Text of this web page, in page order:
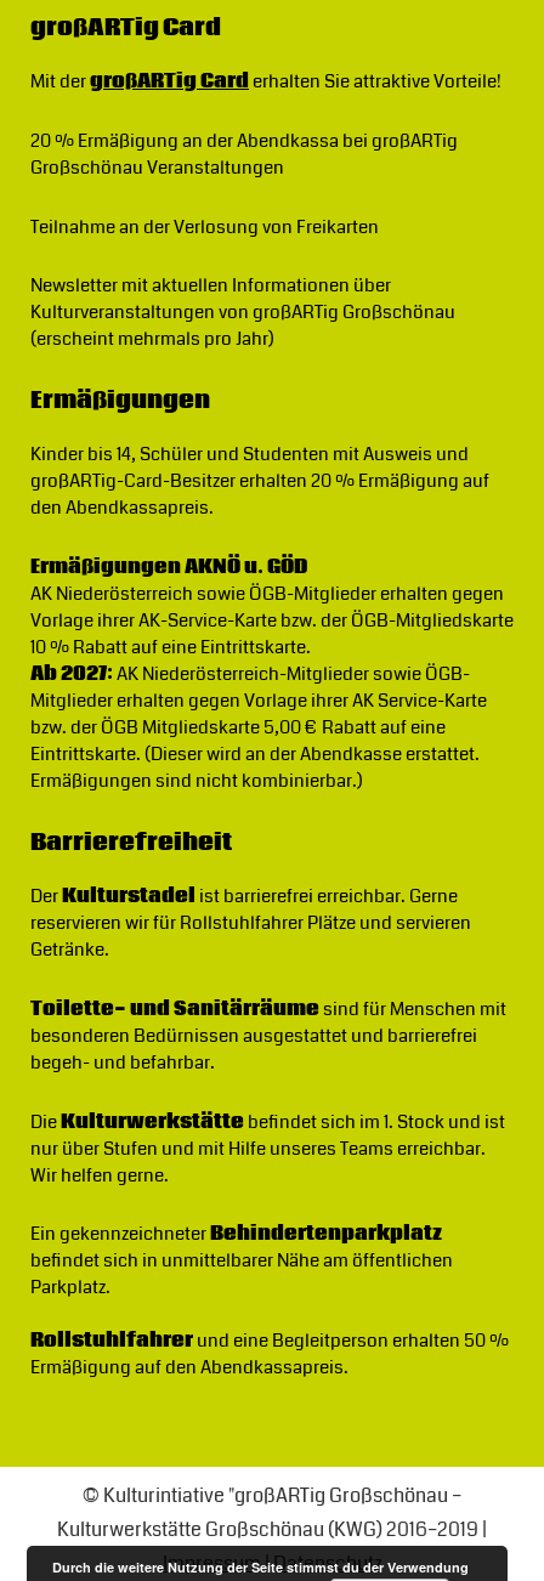
großARTig Card
Mit dergroßARTig Carderhalten Sie attraktive Vorteile!
20 % Ermäßigungan der Abendkassa bei großARTig
Großschönau Veranstaltungen
Teilnahme an der Verlosung von Freikarten
Newslettermit aktuellen Informationen über
Kulturveranstaltungen von großARTig Großschönau
(erscheint mehrmals pro Jahr)
Ermäßigungen
Kinder bis 14, Schüler und Studenten mit Ausweis und
großARTig-Card-Besitzer erhalten 20 % Ermäßigung auf
den Abendkassapreis.
Ermäßigungen AKNÖ u. GÖD
AK Niederösterreich sowie ÖGB-Mitglieder erhalten gegen
Vorlage ihrer AK-Service-Karte bzw. der ÖGB-Mitgliedskarte
10 % Rabatt auf eine Eintrittskarte.
Ab 2027:AK Niederösterreich-Mitglieder sowie ÖGB-
Mitglieder erhalten gegen Vorlage ihrer AK Service-Karte
bzw. der ÖGB Mitgliedskarte 5,00 € Rabatt auf eine
Eintrittskarte. (Dieser wird an der Abendkasse erstattet.
Ermäßigungen sind nicht kombinierbar.)
Barrierefreiheit
DerKulturstadel ist barrierefrei erreichbar. Gerne
reservieren wir für Rollstuhlfahrer Plätze und servieren
Getränke.
Toilette- und Sanitärräumesind für Menschen mit
besonderen Bedürnissen ausgestattet und barrierefrei
begeh- und befahrbar.
DieKulturwerkstättebefindet sich im 1. Stock und ist
nur über Stufen und mit Hilfe unseres Teams erreichbar.
Wir helfen gerne.
Ein gekennzeichneterBehindertenparkplatz
befindet sich in unmittelbarer Nähe am öffentlichen
Parkplatz.
Rollstuhlfahrerund eine Begleitperson erhalten 50 %
Ermäßigung auf den Abendkassapreis.
© Kulturintiative "großARTig Großschönau –
Kulturwerkstätte Großschönau (KWG) 2016–2019 |
Impressum|Datenschutz
Durch die weitere Nutzung der Seite stimmst du der Verwendung